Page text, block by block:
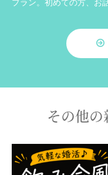
プラン。初めての方、お
その他